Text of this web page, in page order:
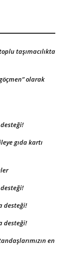
taşımacılıkta
olarak
gıda kartı
desteği!
desteği!
en